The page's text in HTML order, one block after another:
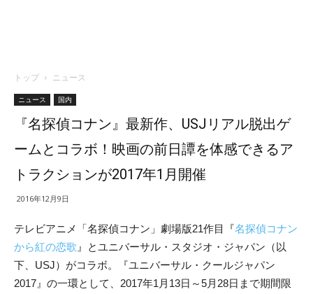
トップ ニュース
ニュース 国内
『名探偵コナン』最新作、USJリアル脱出ゲ
ームとコラボ！映画の前日譚を体感できるア
トラクションが2017年1月開催
2016年12月9日
テレビアニメ「名探偵コナン」劇場版21作目『名探偵コナン
から紅の恋歌 』とユニバーサル・スタジオ・ジャパン（以
下、USJ）がコラボ。『ユニバーサル・クールジャパン
2017』の一環として、2017年1月13日～5月28日まで期間限